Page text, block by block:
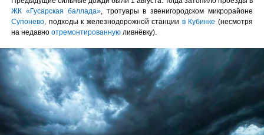
ЖК «Гусарская баллада», тротуары в звенигородском микрорайоне
Супонево , подходы к железнодорожной станции в Кубинке (несмотря
на недавно отремонтированную ливнёвку).